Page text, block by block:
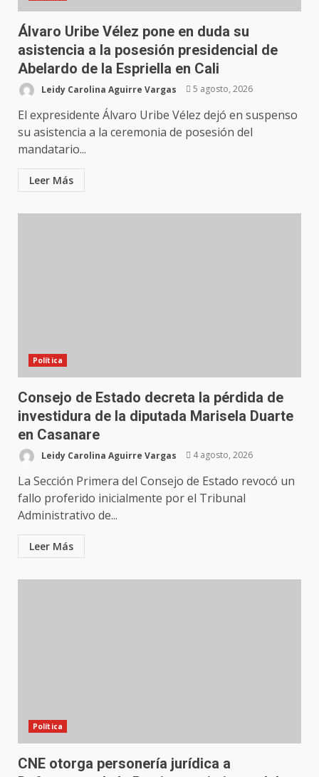
Álvaro Uribe Vélez pone en duda su
asistencia a la posesión presidencial de
Abelardo de la Espriella en Cali
Leidy Carolina Aguirre Vargas 5 agosto, 2026
El expresidente Álvaro Uribe Vélez dejó en suspenso
su asistencia a la ceremonia de posesión del
mandatario...
Leer Más
Política
Consejo de Estado decreta la pérdida de
investidura de la diputada Marisela Duarte
en Casanare
Leidy Carolina Aguirre Vargas 4 agosto, 2026
La Sección Primera del Consejo de Estado revocó un
fallo proferido inicialmente por el Tribunal
Administrativo de...
Leer Más
Política
CNE otorga personería jurídica a